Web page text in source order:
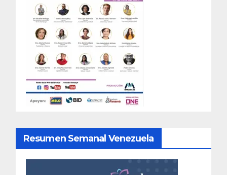
Resumen Semanal Venezuela